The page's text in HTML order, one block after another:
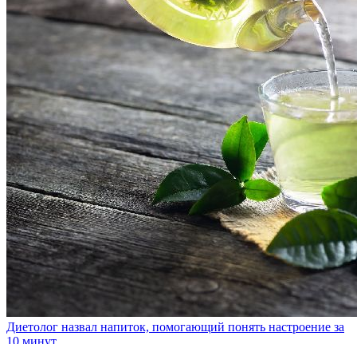
Диетолог назвал напиток, помогающий понять настроение за
10 минут